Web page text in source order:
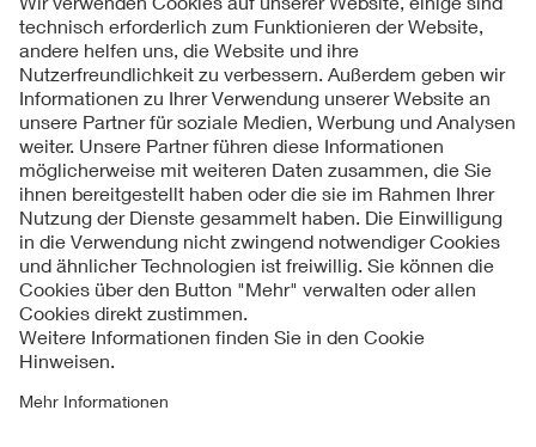
Folgen Sie uns
Kontakte
Service
Impressum
Datenschutzinformationen
Cookie Hinweise